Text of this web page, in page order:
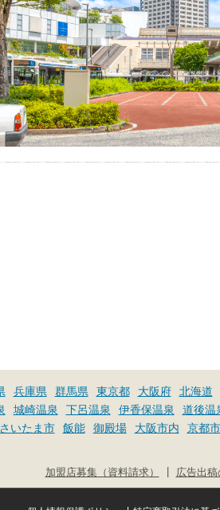
兵庫県 群馬県 東京都 大阪府 北海道
城崎温泉 下呂温泉 伊香保温泉 道後温
さいたま市 飯能 御殿場 大阪市内 京都
広告出
加盟店募集（資料請求）